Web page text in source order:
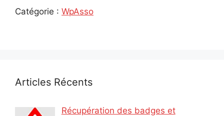
Catégorie : WpAsso
Articles Récents
Récupération des badges et